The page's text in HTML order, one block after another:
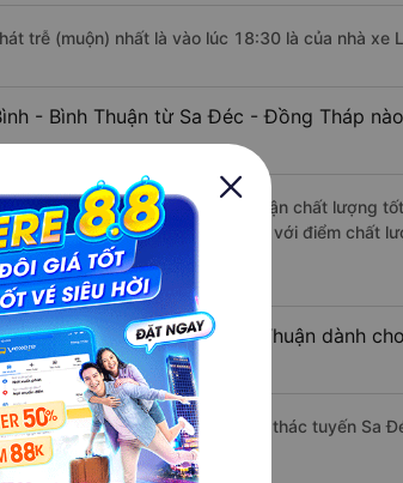
trễ (muộn) nhất là vào lúc 18:30 là của nhà xe
- Bình Thuận từ Sa Đéc - Đồng Tháp
- Đồng Tháp Bắc Bình - Bình Thuận chất lượng
Thuận từ Sa Đéc - Đồng Tháp với điểm chất
Tháp Bắc Bình - Bình Thuận dành
có loại xe giường nằm đôi khai thác tuyến Sa